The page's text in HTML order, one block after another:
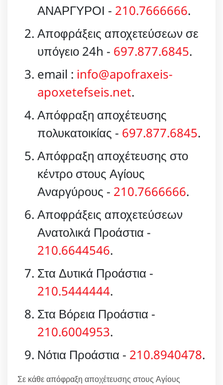
ΑΝΑΡΓΥΡΟΙ - 210.7666666.
Αποφράξεις αποχετεύσεων σε
υπόγειο 24h - 697.877.6845.
email : info@apofraxeis-
apoxetefseis.net.
Απόφραξη αποχέτευσης
πολυκατοικίας - 697.877.6845.
Απόφραξη αποχέτευσης στο
κέντρο στους Αγίους
Αναργύρους - 210.7666666.
Αποφράξεις αποχετεύσεων
Ανατολικά Προάστια -
210.6644546.
Στα Δυτικά Προάστια -
210.5444444.
Στα Βόρεια Προάστια -
210.6004953.
Νότια Προάστια - 210.8940478.
Σε κάθε απόφραξη αποχέτευσης στους Αγίους